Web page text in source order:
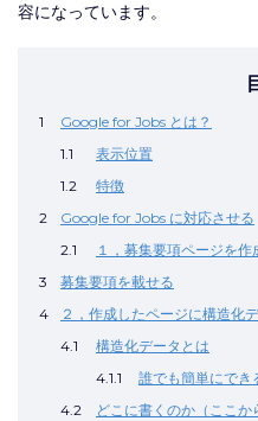
容になっています。
1
Google for Jobs とは？
1.1
表示位置
1.2
特徴
2
Google for Jobs に対応させる
2.1
１，募集要項ページを作
3
募集要項を載せる
4
２，作成したページに構造化
4.1
構造化データとは
4.1.1
誰でも簡単にでき
4.2
どこに書くのか（ここか